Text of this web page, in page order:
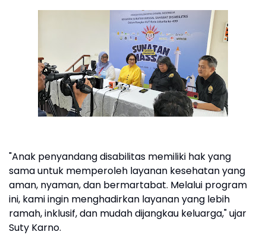
"Anak penyandang disabilitas memiliki hak yang
sama untuk memperoleh layanan kesehatan yang
aman, nyaman, dan bermartabat. Melalui program
ini, kami ingin menghadirkan layanan yang lebih
ramah, inklusif, dan mudah dijangkau keluarga," ujar
Suty Karno.